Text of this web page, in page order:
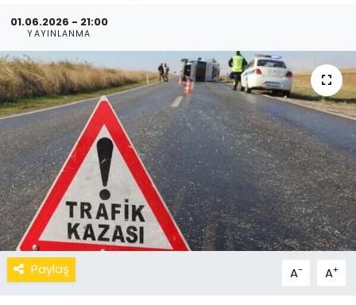
01.06.2026 - 21:00
YAYINLANMA
Paylaş A- A+